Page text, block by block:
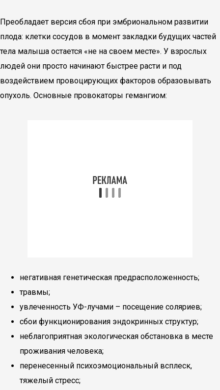
Преобладает версия сбоя при эмбриональном развитии
плода: клетки сосудов в момент закладки будущих частей
тела малыша остается «не на своем месте». У взрослых
людей они просто начинают быстрее расти и под
воздействием провоцирующих факторов образовывать
опухоль. Основные провокаторы гемангиом:
негативная генетическая предрасположенность;
травмы;
увлеченность УФ-лучами – посещение соляриев;
сбои функционирования эндокринных структур;
неблагоприятная экологическая обстановка в месте
проживания человека;
перенесенный психоэмоциональный всплеск,
тяжелый стресс;